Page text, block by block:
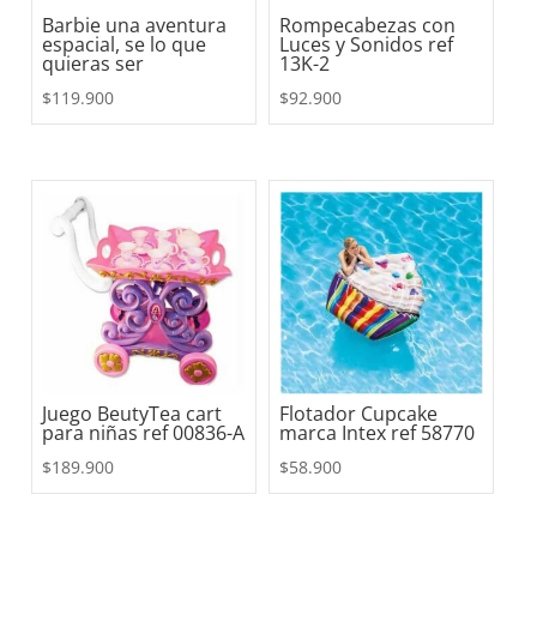
Barbie una aventura
espacial, se lo que
quieras ser
$119.900
Rompecabezas con
Luces y Sonidos ref
13K-2
$92.900
Juego BeutyTea cart
para niñas ref 00836-A
$189.900
Flotador Cupcake
marca Intex ref 58770
$58.900